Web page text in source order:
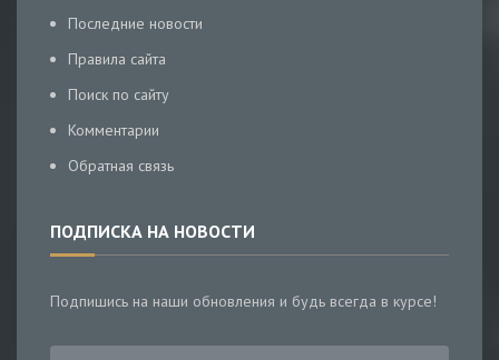
Последние новости
Правила сайта
Поиск по сайту
Комментарии
Обратная связь
ПОДПИСКА НА НОВОСТИ
Подпишись на наши обновления и будь всегда в курсе!